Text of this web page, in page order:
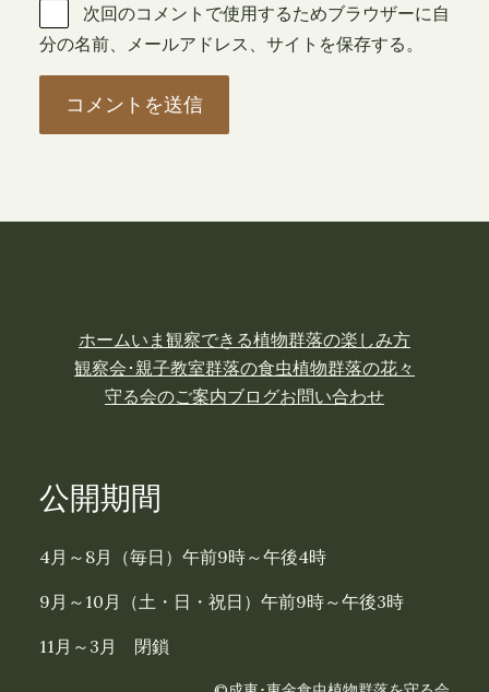
次回のコメントで使用するためブラウザーに自
分の名前、メールアドレス、サイトを保存する。
ホームいま観察できる植物群落の楽しみ方
観察会･親子教室群落の食虫植物群落の花々
守る会のご案内ブログお問い合わせ
公開期間
4月～8月（毎日）午前9時～午後4時
9月～10月（土・日・祝日）午前9時～午後3時
11月～3月 閉鎖